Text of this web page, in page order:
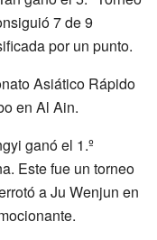
7 de 9
por un punto.
Asiático Rápido
en Al Ain.
ganó el 1.º
Este fue un torneo
a Ju Wenjun en